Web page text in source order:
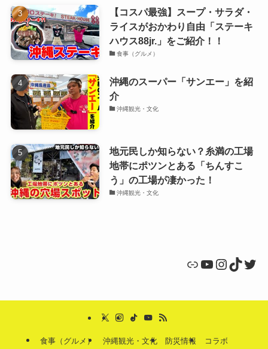
【コスパ最強】スープ・サラダ・
ライスがおかわり自由「ステーキ
ハウス88jr.」をご紹介！！
食事（グルメ）
沖縄のスーパー「サンエー」を紹
介
沖縄観光・文化
地元民しか知らない？糸満の工場
地帯にポツンとある「ちんすこ
う」の工場が凄かった！
沖縄観光・文化
リンクYouTube
食事（グルメ） 沖縄観光・文化 防災情報 コラボ